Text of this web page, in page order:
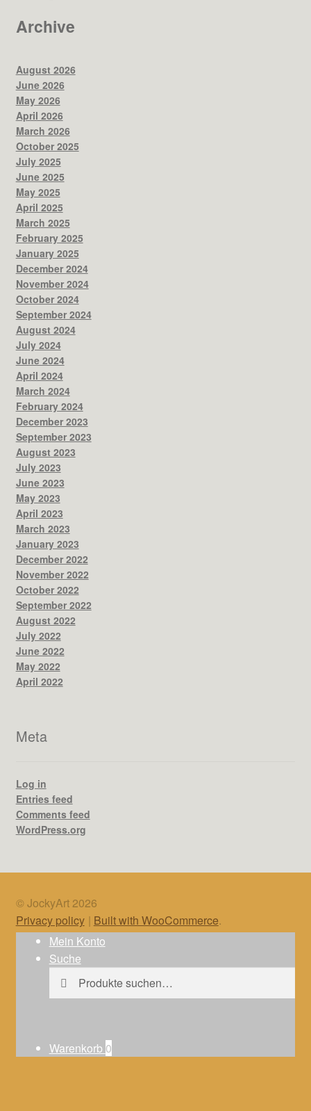
Archive
August 2026
June 2026
May 2026
April 2026
March 2026
October 2025
July 2025
June 2025
May 2025
April 2025
March 2025
February 2025
January 2025
December 2024
November 2024
October 2024
September 2024
August 2024
July 2024
June 2024
April 2024
March 2024
February 2024
December 2023
September 2023
August 2023
July 2023
June 2023
May 2023
April 2023
March 2023
January 2023
December 2022
November 2022
October 2022
September 2022
August 2022
July 2022
June 2022
May 2022
April 2022
Meta
Log in
Entries feed
Comments feed
WordPress.org
© JockyArt 2026
Privacy policy
Built with WooCommerce.
Mein Konto
Suche
Suche
nach:
Suchen
Warenkorb 0